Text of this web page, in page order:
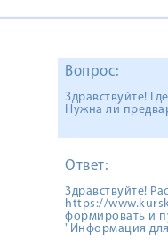
Вопрос:
Здравствуйте!
Нужна ли
Ответ:
Здравствуйте!
https://
формировать и
"Информация